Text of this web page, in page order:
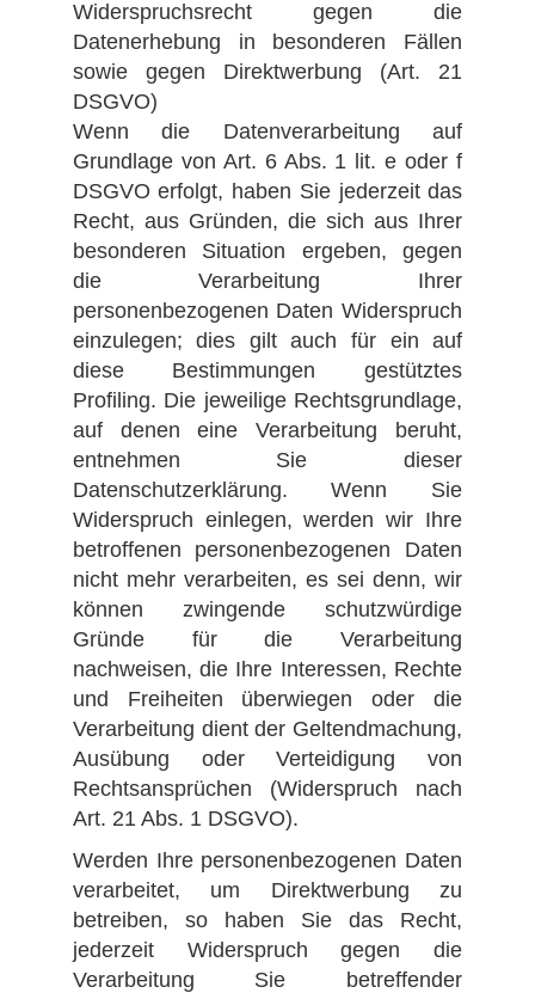
Widerspruchsrecht gegen die
Datenerhebung in besonderen Fällen
sowie gegen Direktwerbung (Art. 21
DSGVO)
Wenn die Datenverarbeitung auf
Grundlage von Art. 6 Abs. 1 lit. e oder f
DSGVO erfolgt, haben Sie jederzeit das
Recht, aus Gründen, die sich aus Ihrer
besonderen Situation ergeben, gegen
die Verarbeitung Ihrer
personenbezogenen Daten Widerspruch
einzulegen; dies gilt auch für ein auf
diese Bestimmungen gestütztes
Profiling. Die jeweilige Rechtsgrundlage,
auf denen eine Verarbeitung beruht,
entnehmen Sie dieser
Datenschutzerklärung. Wenn Sie
Widerspruch einlegen, werden wir Ihre
betroffenen personenbezogenen Daten
nicht mehr verarbeiten, es sei denn, wir
können zwingende schutzwürdige
Gründe für die Verarbeitung
nachweisen, die Ihre Interessen, Rechte
und Freiheiten überwiegen oder die
Verarbeitung dient der Geltendmachung,
Ausübung oder Verteidigung von
Rechtsansprüchen (Widerspruch nach
Art. 21 Abs. 1 DSGVO).
Werden Ihre personenbezogenen Daten
verarbeitet, um Direktwerbung zu
betreiben, so haben Sie das Recht,
jederzeit Widerspruch gegen die
Verarbeitung Sie betreffender